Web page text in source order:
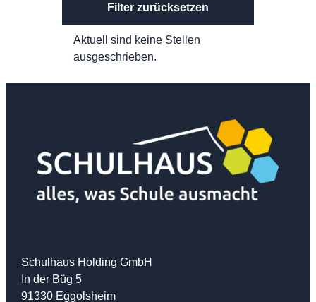
Filter zurücksetzen
Aktuell sind keine Stellen
ausgeschrieben.
Schulhaus Holding GmbH
In der Büg 5
91330 Eggolsheim